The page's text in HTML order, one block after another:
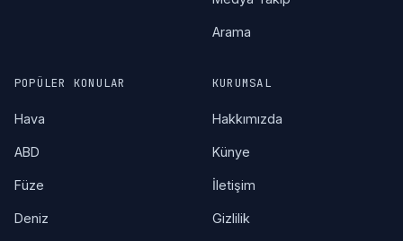
Arama
POPÜLER KONULAR
Hava
ABD
Füze
Deniz
KURUMSAL
Hakkımızda
Künye
İletişim
Gizlilik